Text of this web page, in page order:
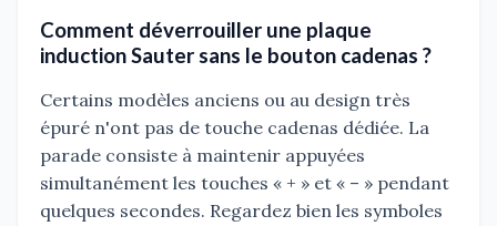
Comment déverrouiller une plaque
induction Sauter sans le bouton cadenas ?
Certains modèles anciens ou au design très
épuré n'ont pas de touche cadenas dédiée. La
parade consiste à maintenir appuyées
simultanément les touches « + » et « – » pendant
quelques secondes. Regardez bien les symboles